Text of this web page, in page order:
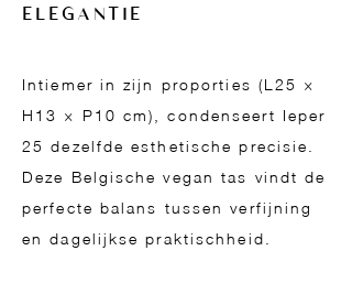
ELEGANTIE
Intiemer in zijn proporties (L25 ×
H13 × P10 cm), condenseert Ieper
25 dezelfde esthetische precisie.
Deze Belgische vegan tas vindt de
perfecte balans tussen verfijning
en dagelijkse praktischheid.